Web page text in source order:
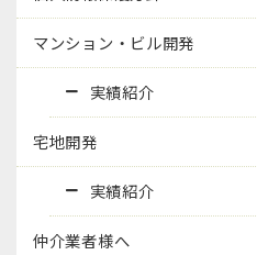
マンション・ビル開発
実績紹介
宅地開発
実績紹介
仲介業者様へ